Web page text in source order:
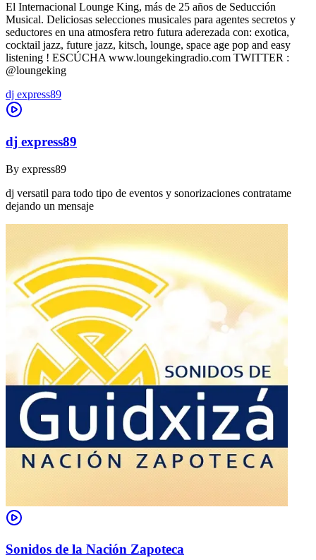
El Internacional Lounge King, más de 25 años de Seducción
Musical. Deliciosas selecciones musicales para agentes secretos y
seductores en una atmosfera retro futura aderezada con: exotica,
cocktail jazz, future jazz, kitsch, lounge, space age pop and easy
listening ! ESCÚCHA www.loungekingradio.com TWITTER :
@loungeking
dj express89
dj express89
By express89
dj versatil para todo tipo de eventos y sonorizaciones contratame
dejando un mensaje
Sonidos de la Nación Zapoteca